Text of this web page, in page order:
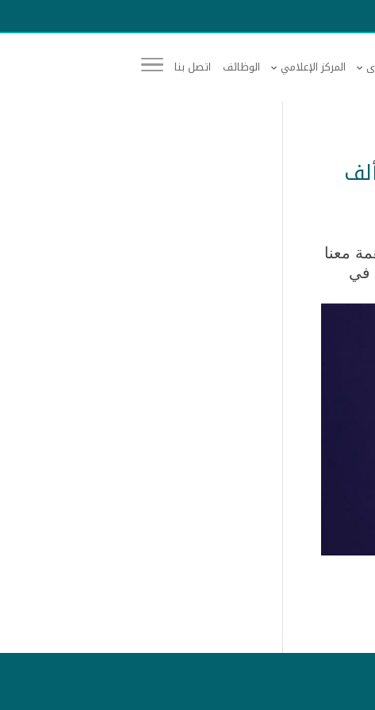
المركز الإعلامي الوظائف اتصل بنا
معنا
في